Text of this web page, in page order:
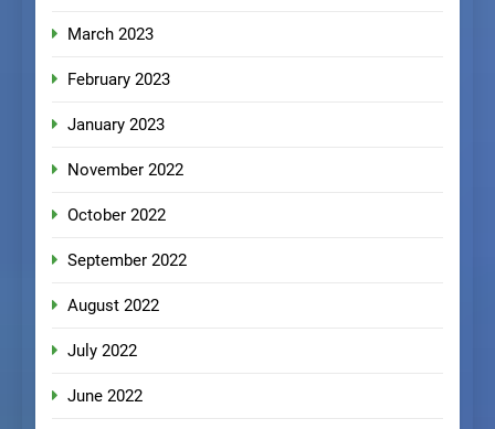
March 2023
February 2023
January 2023
November 2022
October 2022
September 2022
August 2022
July 2022
June 2022